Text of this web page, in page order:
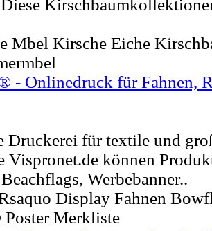
Mbel Kirsche Eiche
- Onlinedruck für Fahnen,
Druckerei für textile und
Vispronet.de können
Werbebanner..
Display Fahnen
Merkliste